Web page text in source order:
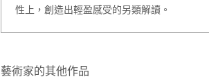
性上，創造出輕盈感受的另類解讀。
藝術家的其他作品